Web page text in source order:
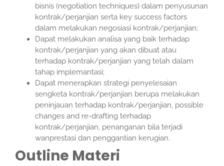
bisnis (negotiation techniques) dalam penyusunan
kontrak/perjanjian serta key success factors
dalam melakukan negosiasi kontrak/perjanjian;
Dapat melakukan analisa yang baik terhadap
kontrak/perjanjian yang akan dibuat atau
terhadap kontrak/perjanjian yang telah dalam
tahap implemantasi;
Dapat menerapkan strategi penyelesaian
sengketa kontrak/perjanjian berupa melakukan
peninjauan terhadap kontrak/perjanjian, possible
changes and re-drafting terhadap
kontrak/perjanjian, penanganan bila terjadi
wanprestasi dan penggantian kerugian.
Outline Materi